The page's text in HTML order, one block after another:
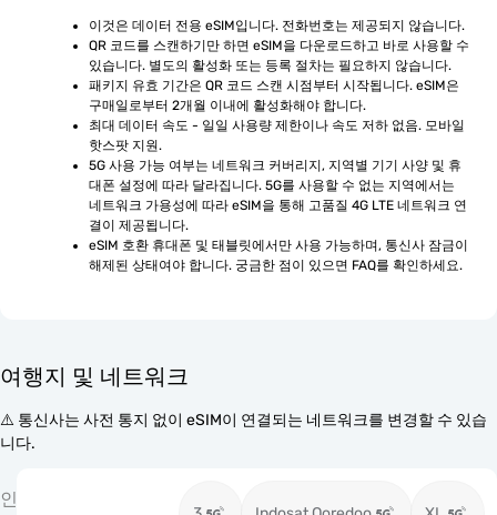
이것은 데이터 전용 eSIM입니다. 전화번호는 제공되지 않습니다.
QR 코드를 스캔하기만 하면 eSIM을 다운로드하고 바로 사용할 수
있습니다. 별도의 활성화 또는 등록 절차는 필요하지 않습니다.
패키지 유효 기간은 QR 코드 스캔 시점부터 시작됩니다. eSIM은
구매일로부터 2개월 이내에 활성화해야 합니다.
최대 데이터 속도 - 일일 사용량 제한이나 속도 저하 없음. 모바일
핫스팟 지원.
5G 사용 가능 여부는 네트워크 커버리지, 지역별 기기 사양 및 휴
대폰 설정에 따라 달라집니다. 5G를 사용할 수 없는 지역에서는
네트워크 가용성에 따라 eSIM을 통해 고품질 4G LTE 네트워크 연
결이 제공됩니다.
eSIM 호환 휴대폰 및 태블릿에서만 사용 가능하며, 통신사 잠금이
해제된 상태여야 합니다. 궁금한 점이 있으면 FAQ를 확인하세요.
여행지 및 네트워크
⚠️ 통신사는 사전 통지 없이 eSIM이 연결되는 네트워크를 변경할 수 있습
니다.
인